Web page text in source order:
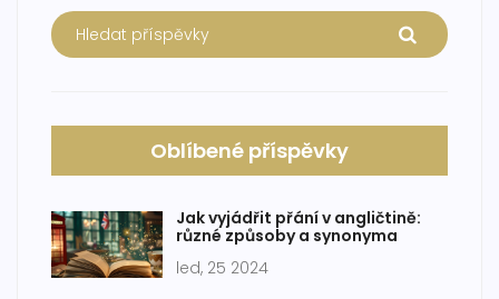
Oblíbené příspěvky
Jak vyjádřit přání v angličtině:
různé způsoby a synonyma
led, 25 2024